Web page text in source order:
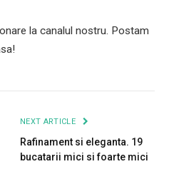
la canalul nostru. Postam
NEXT ARTICLE
Rafinament si eleganta. 19
bucatarii mici si foarte mici